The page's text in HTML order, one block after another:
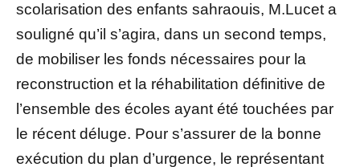
scolarisation des enfants sahraouis, M.Lucet a
souligné qu’il s’agira, dans un second temps,
de mobiliser les fonds nécessaires pour la
reconstruction et la réhabilitation définitive de
l’ensemble des écoles ayant été touchées par
le récent déluge. Pour s’assurer de la bonne
exécution du plan d’urgence, le représentant